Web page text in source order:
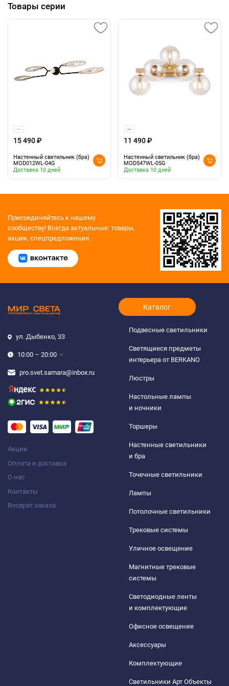
Товары серии
15 490 ₽
Настенный светильник (бра)
MOD012WL-04G
Доставка 10 дней
11 490 ₽
Настенный светильник (бра)
MOD547WL-05G
Доставка 10 дней
Присоединяйтесь к нашему
сообществу! Всегда актуальные: товары,
акции, спецпредложения.
ул. Дыбенко, 33
10:00 – 20:00
pro.svet.samara@inbox.ru
Акции
Оплата и доставка
О нас
Контакты
Возврат заказа
Каталог
Подвесные светильники
Светящиеся предметы
интерьера от BERKANO
Люстры
Настольные лампы
и ночники
Торшеры
Настенные светильники
и бра
Точечные светильники
Лампы
Потолочные светильники
Трековые системы
Уличное освещение
Магнитные трековые
системы
Светодиодные ленты
и комплектующие
Офисное освещение
Аксессуары
Комплектующие
Светильники Арт Объекты